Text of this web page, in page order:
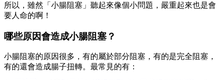
所以，雖然「小腸阻塞」聽起來像個小問題，嚴重起來也是會
要人命的啊！
哪些原因會造成小腸阻塞？
小腸阻塞的原因很多，有的屬於部分阻塞，有的是完全阻塞，
有的還會造成腸子扭轉。最常見的有：